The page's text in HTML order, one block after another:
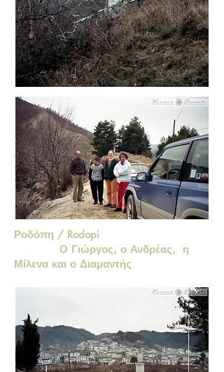
Ροδόπη / Rodopi
Ο Γιώργος, ο Ανδρέας, η
Μίλενα και ο Διαμαντής